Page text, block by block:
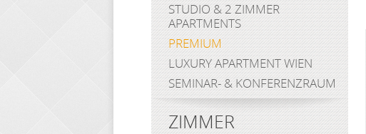
STUDIO & 2 ZIMMER
APARTMENTS
PREMIUM
LUXURY APARTMENT WIEN
SEMINAR- & KONFERENZRAUM
ZIMMER